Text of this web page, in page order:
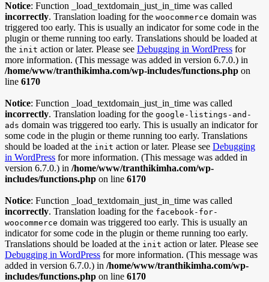
Notice: Function _load_textdomain_just_in_time was called
incorrectly. Translation loading for the woocommerce domain was
triggered too early. This is usually an indicator for some code in the
plugin or theme running too early. Translations should be loaded at
the init action or later. Please see Debugging in WordPress for
more information. (This message was added in version 6.7.0.) in
/home/www/tranthikimha.com/wp-includes/functions.php on
line 6170
Notice: Function _load_textdomain_just_in_time was called
incorrectly. Translation loading for the google-listings-and-
ads domain was triggered too early. This is usually an indicator for
some code in the plugin or theme running too early. Translations
should be loaded at the init action or later. Please see Debugging
in WordPress for more information. (This message was added in
version 6.7.0.) in /home/www/tranthikimha.com/wp-
includes/functions.php on line 6170
Notice: Function _load_textdomain_just_in_time was called
incorrectly. Translation loading for the facebook-for-
woocommerce domain was triggered too early. This is usually an
indicator for some code in the plugin or theme running too early.
Translations should be loaded at the init action or later. Please see
Debugging in WordPress for more information. (This message was
added in version 6.7.0.) in /home/www/tranthikimha.com/wp-
includes/functions.php on line 6170